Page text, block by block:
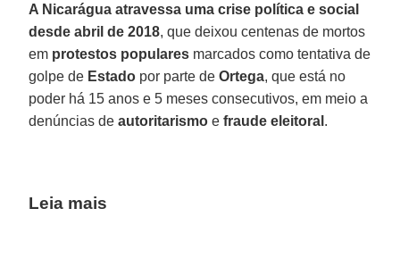
A Nicarágua atravessa uma crise política e social
desde abril de 2018, que deixou centenas de mortos
em protestos populares marcados como tentativa de
golpe de Estado por parte deOrtega, que está no
poder há 15 anos e 5 meses consecutivos, em meio a
denúncias deautoritarismo efraude eleitoral .
Leia mais